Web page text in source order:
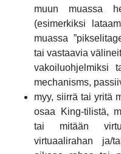
muun muassa
(esimerkiksi
muassa
tai vastaavia
vakoiluohjelmiksi
mechanisms,
myy, siirrä tai yritä
osaa King-tilistä,
tai mitään
virtuaalirahan ja/